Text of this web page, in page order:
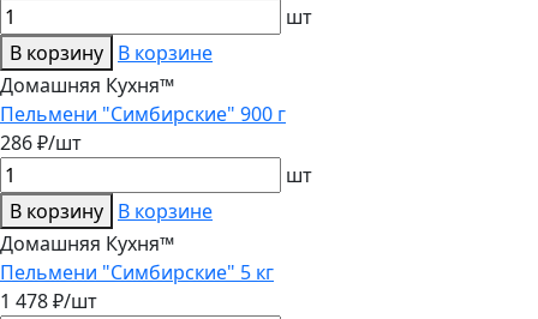
шт
В корзину В корзине
Домашняя Кухня™
Пельмени "Симбирские" 900 г
286 ₽/шт
шт
В корзину В корзине
Домашняя Кухня™
Пельмени "Симбирские" 5 кг
1 478 ₽/шт